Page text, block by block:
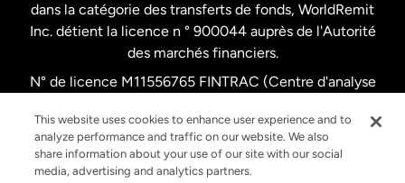
États-Unis Español
France
Malaisie
dans la catégorie des transferts de fonds, WorldRemit
Inc. détient la licence n ° 900044 auprès de l'Autorité
des marchés financiers.
N° de licence M11556765 FINTRAC (Centre d'analyse
This website uses cookies to enhance user experience and to
analyze performance and traffic on our website. We also
share information about your use of our site with our social
media, advertising and analytics partners.